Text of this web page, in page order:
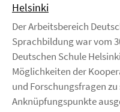
Helsinki
Der Arbeitsbereich
Sprachbildung war vom
Deutschen Schule
Möglichkeiten der
und Forschungsfragen
Anknüpfungspunkte